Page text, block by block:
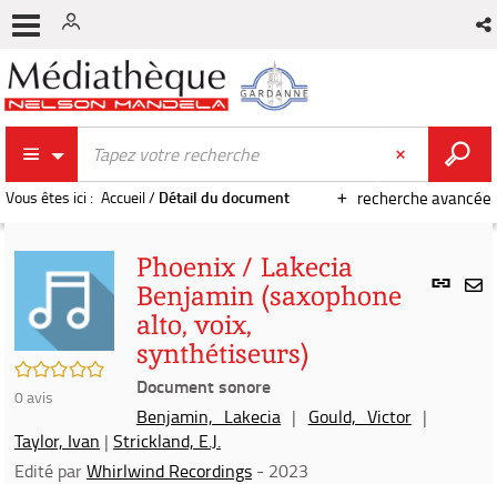
recherche avancée
Vous êtes ici : Accueil/ Détail du document
Lien
/5
0avis
Phoenix / Lakecia
Benjamin (saxophone
alto, voix,
synthétiseurs)
Document sonore
Benjamin, Lakecia | Gould, Victor|
Taylor, Ivan | Strickland, E.J.
Edité parWhirlwind Recordings - 2023